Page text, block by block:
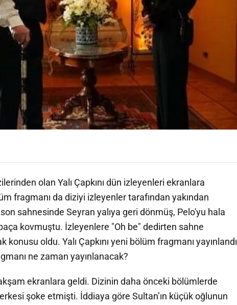
olan Yalı Çapkını dün izleyenleri ekranlara
fragmanı da diziyi izleyenler tarafından yakından
sahnesinde Seyran yalıya geri dönmüş, Pelo'yu hala
kovmuştu. İzleyenlere "Oh be" dedirten sahne
oldu. Yalı Çapkını yeni bölüm fragmanı yayınlandı
ne zaman yayınlanacak?
akşam ekranlara geldi. Dizinin daha önceki bölümlerde
şoke etmişti. İddiaya göre Sultan’ın küçük oğlunun